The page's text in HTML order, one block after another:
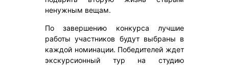
ненужным вещам.
По завершению конкурса лучшие
работы участников будут выбраны в
каждой номинации. Победителей ждет
экскурсионный тур на студию